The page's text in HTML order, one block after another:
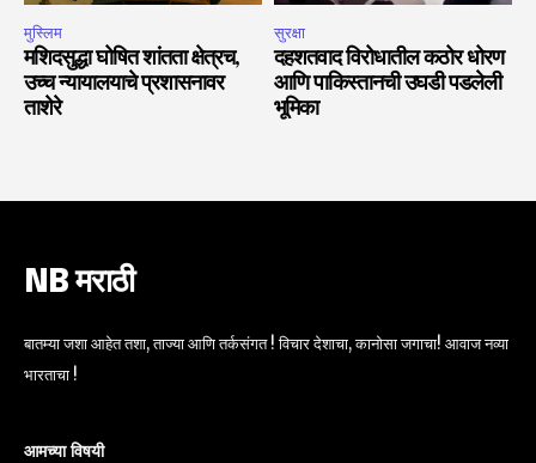
मुस्लिम
मशिदसुद्धा घोषित शांतता क्षेत्रच,
उच्च न्यायालयाचे प्रशासनावर
ताशेरे
सुरक्षा
दहशतवाद विरोधातील कठोर धोरण
आणि पाकिस्तानची उघडी पडलेली
भूमिका
NB मराठी
बातम्या जशा आहेत तशा, ताज्या आणि तर्कसंगत ! विचार देशाचा, कानोसा जगाचा! आवाज नव्या
भारताचा !
आमच्या विषयी